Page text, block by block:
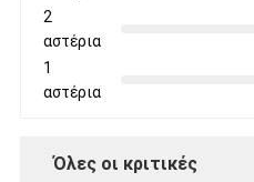
2
αστέρια
1
αστέρια
Όλες οι κριτικές